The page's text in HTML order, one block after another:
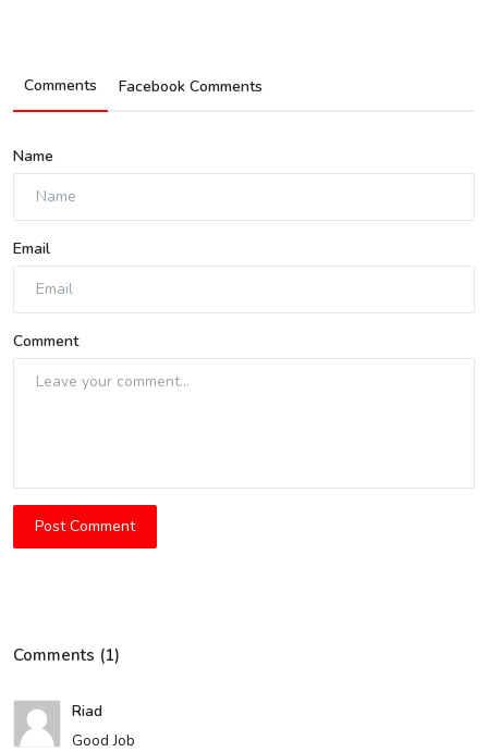
Comments Facebook Comments
Name
Email
Comment
Post Comment
Comments (1)
Riad
Good Job